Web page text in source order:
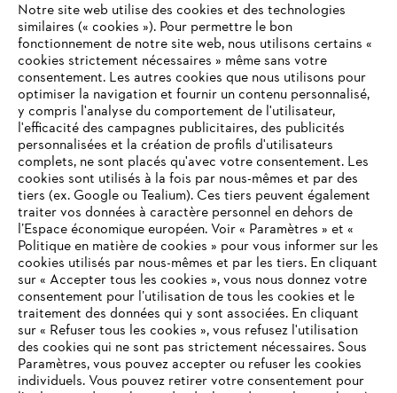
#STIHL
L'Entreprise
STIHL FAQ
Contact
VOTRE NAVIGATEUR INTERNET
N'EST PLUS PRIS EN CHARGE
Notre site web utilise des cookies et des technologies
similaires (« cookies »). Pour permettre le bon
fonctionnement de notre site web, nous utilisons certains «
cookies strictement nécessaires » même sans votre
consentement. Les autres cookies que nous utilisons pour
optimiser la navigation et fournir un contenu personnalisé,
y compris l'analyse du comportement de l'utilisateur,
l'efficacité des campagnes publicitaires, des publicités
personnalisées et la création de profils d'utilisateurs
complets, ne sont placés qu'avec votre consentement. Les
cookies sont utilisés à la fois par nous-mêmes et par des
tiers (ex. Google ou Tealium). Ces tiers peuvent également
traiter vos données à caractère personnel en dehors de
l’Espace économique européen. Voir « Paramètres » et «
Politique en matière de cookies » pour vous informer sur les
cookies utilisés par nous-mêmes et par les tiers. En cliquant
sur « Accepter tous les cookies », vous nous donnez votre
consentement pour l’utilisation de tous les cookies et le
traitement des données qui y sont associées. En cliquant
sur « Refuser tous les cookies », vous refusez l'utilisation
des cookies qui ne sont pas strictement nécessaires. Sous
Paramètres, vous pouvez accepter ou refuser les cookies
individuels. Vous pouvez retirer votre consentement pour